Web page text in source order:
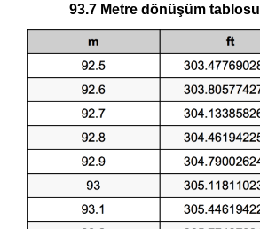
93.7 Metre dönüşüm tablosu